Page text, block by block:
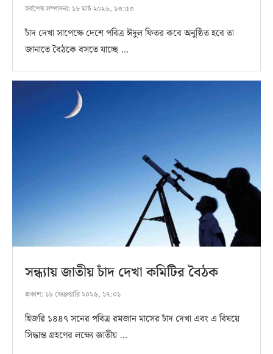
সর্বশেষ সম্পাদনা: ১৮ মার্চ ২০২৬, ১৩:৫৩
চাঁদ দেখা সাপেক্ষে দেশে পবিত্র ঈদুল ফিতর কবে অনুষ্ঠিত হবে তা
জানাতে বৈঠকে বসতে যাচ্ছে …
সন্ধ্যায় জাতীয় চাঁদ দেখা কমিটির বৈঠক
প্রকাশ: ১৮ ফেব্রুয়ারি ২০২৬, ১৭:০১
হিজরি ১৪৪৭ সনের পবিত্র রমজান মাসের চাঁদ দেখা এবং এ বিষয়ে
সিদ্ধান্ত গ্রহণের লক্ষ্যে জাতীয় …